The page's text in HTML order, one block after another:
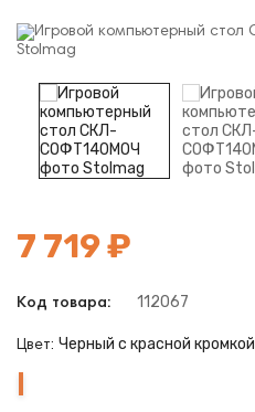
7 719 ₽
Код товара: 112067
Цвет: Черный с красной кромкой
с